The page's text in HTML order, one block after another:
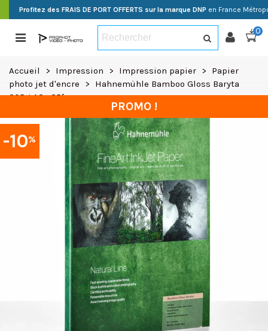
Profitez des FRAIS DE PORT OFFERTS sur la marque DNP en France
0
Accueil > Impression > Impression papier >
Papier
photo jet d'encre
>
Hahnemühle Bamboo Gloss Baryta
305g A3+ 25f
-10%
PROMO !